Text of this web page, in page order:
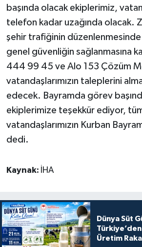
başında olacak ekiplerimiz,
telefon kadar uzağında olacak.
şehir trafiğinin düzenlenmesinde
genel güvenliğin sağlanmasına
444 99 45 ve Alo 153 Çözüm
vatandaşlarımızın taleplerini
edecek. Bayramda görev
ekiplerimize teşekkür ediyor,
vatandaşlarımızın Kurban
dedi.
Kaynak: İHA
Dünya Süt
Üretim